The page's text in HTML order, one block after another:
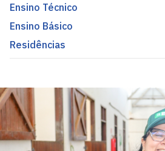
Ensino Técnico
Ensino Básico
Residências